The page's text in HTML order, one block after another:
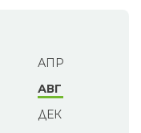
АПР
АВГ
ДЕК